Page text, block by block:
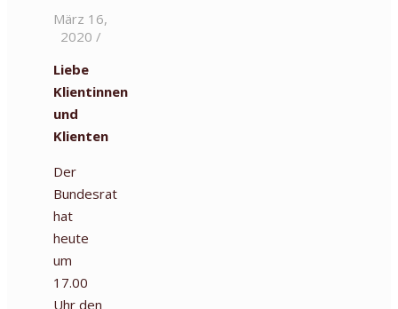
März 16,
2020 /
Liebe
Klientinnen
und
Klienten
Der
Bundesrat
hat
heute
um
17.00
Uhr den